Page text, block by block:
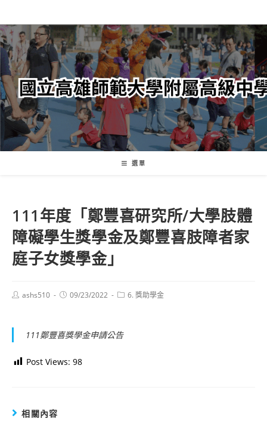
轉
至
主
內
容
選單
111年度「鄭豐喜研究所/大學肢體
障礙學生獎學金及鄭豐喜肢障者家
庭子女獎學金」
Postashs510
Post09/23/2022
Post6. 獎助學金
111鄭豐喜獎學金申請公告
Post Views: 98
相關內容